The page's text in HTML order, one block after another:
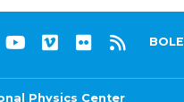
Physics Center